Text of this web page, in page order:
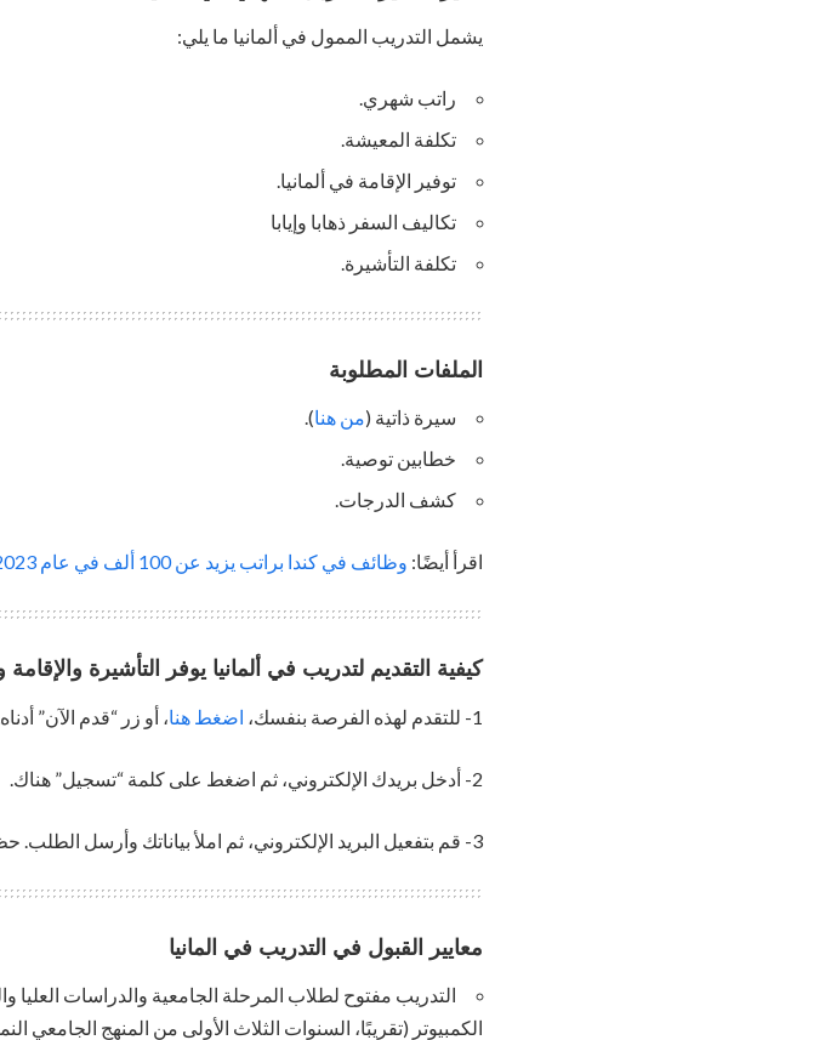
يشمل التدريب الممول في ألمانيا ما يلي:
راتب شهري.
تكلفة المعيشة.
توفير الإقامة في ألمانيا.
تكاليف السفر ذهابا وإيابا
تكلفة التأشيرة.
الملفات المطلوبة
سيرة ذاتية (من هنا).
خطابين توصية.
كشف الدرجات.
اقرأ أيضًا: وظائف في كندا براتب يزيد عن 100 ألف في عام 2023
كيفية التقديم لتدريب في ألمانيا يوفر التأشيرة والإقامة
1- للتقدم لهذه الفرصة بنفسك، اضغط هنا، أو زر “قدم الآن” أدناه.
2- أدخل بريدك الإلكتروني، ثم اضغط على كلمة “تسجيل” هناك.
3- قم بتفعيل البريد الإلكتروني، ثم املأ بياناتك وأرسل الطلب. حظ سعيد.
معايير القبول في التدريب في المانيا
التدريب مفتوح لطلاب المرحلة الجامعية والدراسات العليا
الكمبيوتر (تقريبًا، السنوات الثلاث الأولى من المنهج